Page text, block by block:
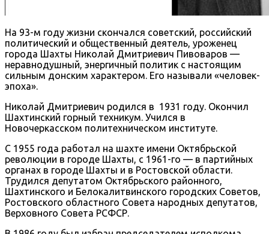
На 93-м году жизни скончался советский, российский
политический и общественный деятель, уроженец
города Шахты Николай Дмитриевич Пивоваров —
неравнодушный, энергичный политик с настоящим
сильным донским характером. Его называли «человек-
эпоха».
Николай Дмитриевич родился в 1931 году. Окончил
Шахтинский горный техникум. Учился в
Новочеркасском политехническом институте.
С 1955 года работал на шахте имени Октябрьской
революции в городе Шахты, с 1961-го — в партийных
органах в городе Шахты и в Ростовской области.
Трудился депутатом Октябрьского районного,
Шахтинского и Белокалитвинского городских Советов,
Ростовского областного Совета народных депутатов,
Верховного Совета РСФСР.